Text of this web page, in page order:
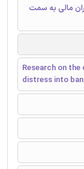
مالی به سمت
Research on
distress into